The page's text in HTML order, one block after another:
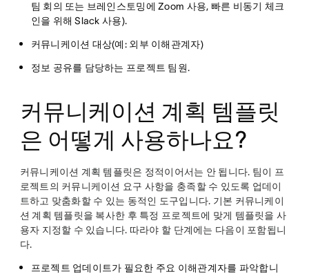
팀 회의 또는 브레인스토밍에 Zoom 사용, 빠른 비동기 체크
인을 위해 Slack 사용).
커뮤니케이션 대상(예: 외부 이해관계자)
정보 공유를 담당하는 프로젝트 팀원.
커뮤니케이션 계획 템플릿
은 어떻게 사용하나요?
커뮤니케이션 계획 템플릿은 정적이어서는 안 됩니다. 팀이 프
로젝트의 커뮤니케이션 요구 사항을 충족할 수 있도록 업데이
트하고 맞춤화할 수 있는 동적인 도구입니다. 기본 커뮤니케이
션 계획 템플릿을 복사한 후 특정 프로젝트에 맞게 템플릿을 사
용자 지정할 수 있습니다. 따라야 할 단계에는 다음이 포함됩니
다.
프로젝트 업데이트가 필요한 주요 이해관계자를 파악합니